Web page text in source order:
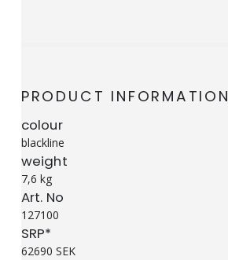
PRODUCT INFORMATION
colour
blackline
weight
7,6 kg
Art. No
127100
SRP*
62690 SEK